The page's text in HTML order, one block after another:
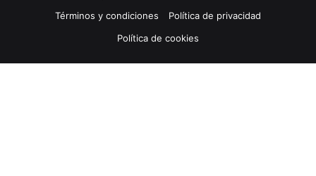
Términos y condiciones
Política de privacidad
Política de cookies